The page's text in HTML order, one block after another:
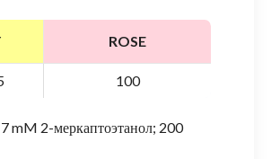
ROSE
100
mM 2-меркаптоэтанол; 200